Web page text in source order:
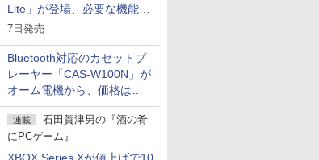
Lite」が登場、必要な機能を
凝縮しコンパクトに
7日発売
Bluetooth対応のカセットプ
レーヤー「CAS-W100N」が
オーム電機から、価格は
5,940円
連載
石田賀津男の『酒の肴
にPCゲーム』